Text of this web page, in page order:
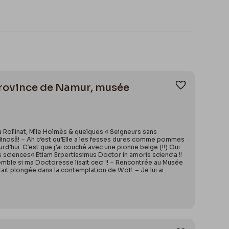
de Namur, musée
Mlle Holmès & quelques « Seigneurs sans
– Ah c’est qu’Elle a les fesses dures comme pommes
C’est que j’ai couché avec une pionne belge (!!) Oui
Etiam Erpertissimus Doctor in amoris sciencia !!
si ma Doctoresse lisait ceci !! – Rencontrée au Musée
plongée dans la contemplation de Wolf. – Je lui ai
Ajouter